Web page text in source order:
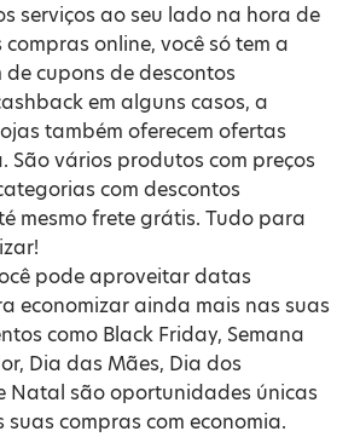
serviços ao seu lado na hora de
online, você só tem a
cupons de descontos
em alguns casos, a
também oferecem ofertas
São vários produtos com preços
com descontos
mesmo frete grátis. Tudo para
pode aproveitar datas
economizar ainda mais nas suas
como Black Friday, Semana
, Dia das Mães, Dia dos
Natal são oportunidades únicas
compras com economia.